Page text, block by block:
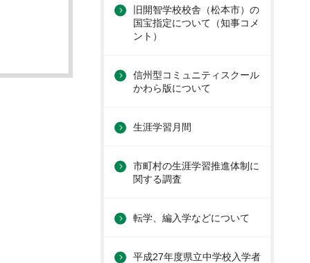
旧開智学校校舎（松本市）の
国宝指定について（知事コメ
ント）
信州型コミュニティスクール
かわら版について
生涯学習月間
市町村の生涯学習推進体制に
関する調査
転学、編入学などについて
平成27年度県立中学校入学者